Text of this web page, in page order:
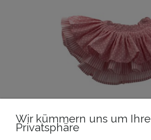
Wir kümmern uns um Ihre
Privatsphäre